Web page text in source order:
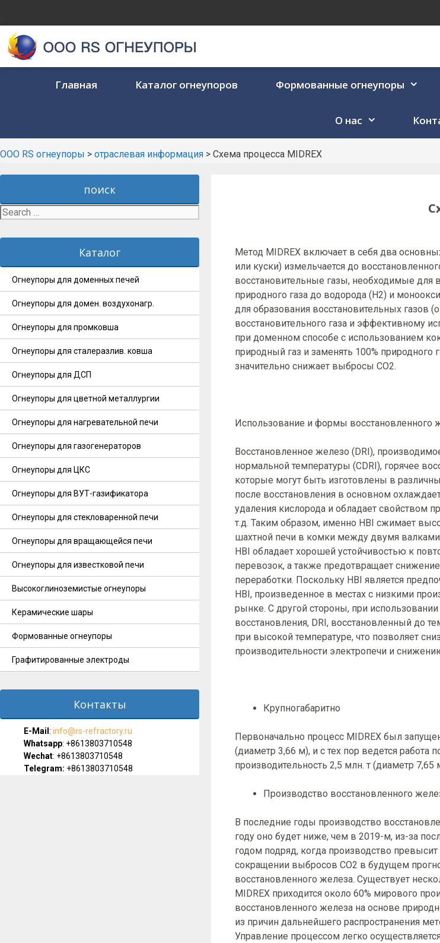
Skip
content
Главная Каталог огнеупоров Формованные огнеупоры
О нас
ООО RS огнеупоры > отраслевая информация > Схема процесса MIDREX
Метод MIDREX включает в себя два
или куски) измельчается до
восстановительные газы, необходимые для
природного газа до водорода (H2) и
для образования восстановительных газов
восстановительного газа и эффективному
при доменном способе с использованием
природный газ и заменять 100%
значительно снижает выбросы CO2.
Использование и формы восстановленного
Восстановленное железо (DRI),
нормальной температуры (CDRI), горячее
которые могут быть изготовлены в
после восстановления в основном
удаления кислорода и обладает свойством
т.д. Таким образом, именно HBI сжимает
шахтной печи в комки между двумя
HBI обладает хорошей устойчивостью к
перевозок, а также предотвращает
переработки. Поскольку HBI является
HBI, произведенное в местах с низкими
рынке. С другой стороны, при
восстановления, DRI, восстановленный до
при высокой температуре, что позволяет
производительности электропечи и
Крупногабаритно
Первоначально процесс MIDREX был
(диаметр 3,66 м), и с тех пор ведется
производительность 2,5 млн. т (диаметр
Производство восстановленного
В последние годы производство
году оно будет ниже, чем в 2019-м, из-за
годом подряд, когда производство
сокращении выбросов CO2 в будущем
восстановленного железа. Существует
MIDREX приходится около 60% мирового
восстановленного железа на основе
из причин дальнейшего распространения
Управление процессом легко
поиск
Search
for:
Каталог
Огнеупоры для доменных печей
Огнеупоры для домен. воздухонагр.
Огнеупоры для промковша
Огнеупоры для сталеразлив. ковша
Огнеупоры для ДСП
Огнеупоры для цветной металлургии
Огнеупоры для нагревательной печи
Огнеупоры для газогенераторов
Огнеупоры для ЦКС
Огнеупоры для ВУТ-газификатора
Огнеупоры для стекловаренной печи
Огнеупоры для вращающейся печи
Огнеупоры для известковой печи
Высокоглиноземистые огнеупоры
Керамические шары
Формованные огнеупоры
Графитированные электроды
Контакты
E-Мail : info@rs-refractory.ru
Whatsapp: +8613803710548
Wechat: +8613803710548
Telegram: +8613803710548